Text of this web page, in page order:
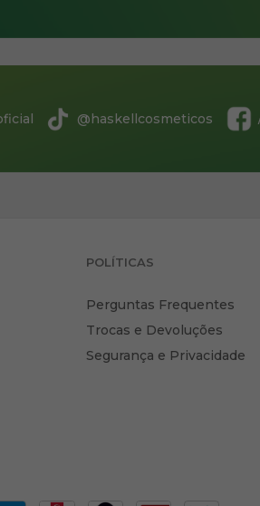
@haskellcosmeticos
POLÍTICAS
Perguntas Frequentes
Trocas e Devoluções
Segurança e Privacidade